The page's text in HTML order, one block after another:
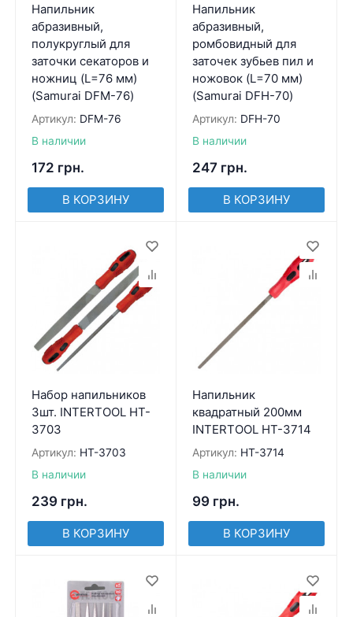
Напильник
абразивный,
полукруглый для
заточки секаторов и
ножниц (L=76 мм)
(Samurai DFM-76)
Артикул: DFM-76
В наличии
172 грн.
В КОРЗИНУ
Напильник
абразивный,
ромбовидный для
заточек зубьев пил и
ножовок (L=70 мм)
(Samurai DFH-70)
Артикул: DFH-70
В наличии
247 грн.
В КОРЗИНУ
Набор напильников
3шт. INTERTOOL HT-
3703
Артикул: HT-3703
В наличии
239 грн.
В КОРЗИНУ
Напильник
квадратный 200мм
INTERTOOL HT-3714
Артикул: HT-3714
В наличии
99 грн.
В КОРЗИНУ